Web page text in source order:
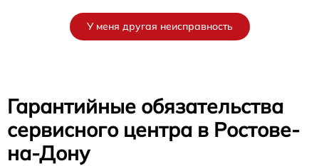
У меня другая неисправность
Гарантийные обязательства
сервисного центра в Ростове-
на-Дону